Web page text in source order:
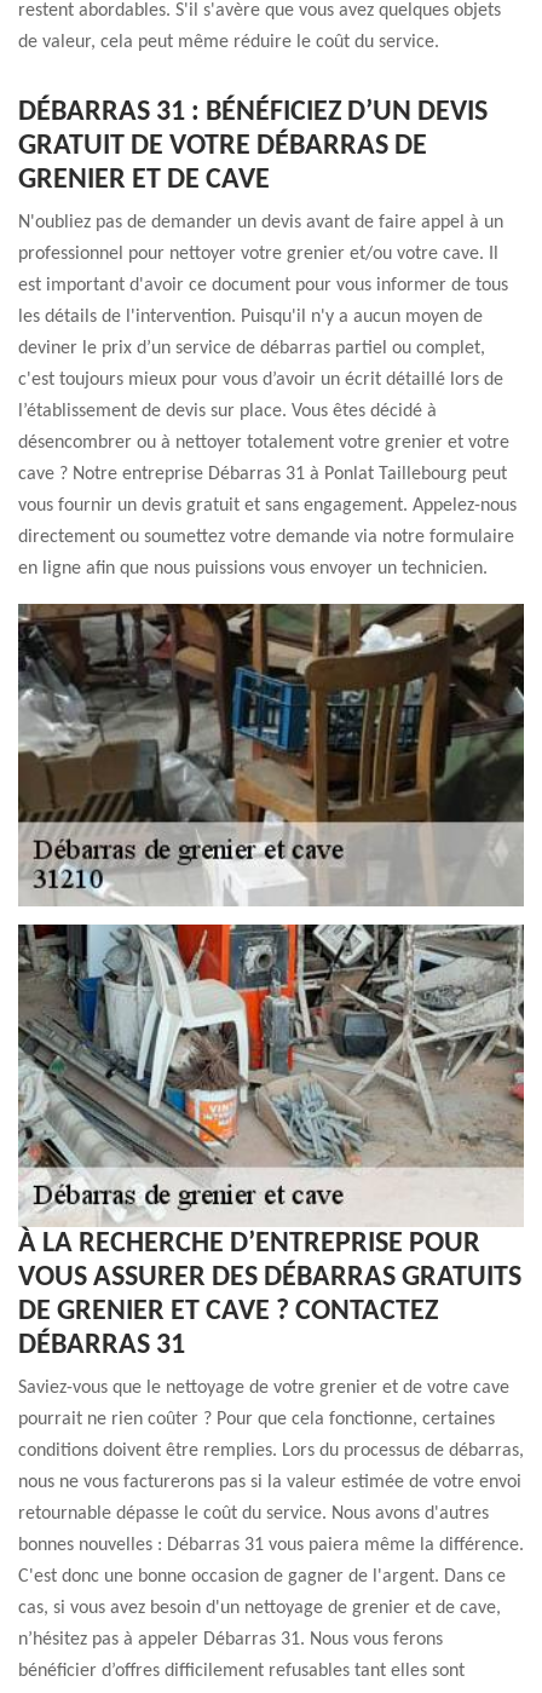
restent abordables. S'il s'avère que vous avez quelques objets
de valeur, cela peut même réduire le coût du service.
DÉBARRAS 31 : BÉNÉFICIEZ D’UN DEVIS
GRATUIT DE VOTRE DÉBARRAS DE
GRENIER ET DE CAVE
N'oubliez pas de demander un devis avant de faire appel à un
professionnel pour nettoyer votre grenier et/ou votre cave. Il
est important d'avoir ce document pour vous informer de tous
les détails de l'intervention. Puisqu'il n'y a aucun moyen de
deviner le prix d’un service de débarras partiel ou complet,
c'est toujours mieux pour vous d’avoir un écrit détaillé lors de
l’établissement de devis sur place. Vous êtes décidé à
désencombrer ou à nettoyer totalement votre grenier et votre
cave ? Notre entreprise Débarras 31 à Ponlat Taillebourg peut
vous fournir un devis gratuit et sans engagement. Appelez-nous
directement ou soumettez votre demande via notre formulaire
en ligne afin que nous puissions vous envoyer un technicien.
À LA RECHERCHE D’ENTREPRISE POUR
VOUS ASSURER DES DÉBARRAS GRATUITS
DE GRENIER ET CAVE ? CONTACTEZ
DÉBARRAS 31
Saviez-vous que le nettoyage de votre grenier et de votre cave
pourrait ne rien coûter ? Pour que cela fonctionne, certaines
conditions doivent être remplies. Lors du processus de débarras,
nous ne vous facturerons pas si la valeur estimée de votre envoi
retournable dépasse le coût du service. Nous avons d'autres
bonnes nouvelles : Débarras 31 vous paiera même la différence.
C'est donc une bonne occasion de gagner de l'argent. Dans ce
cas, si vous avez besoin d'un nettoyage de grenier et de cave,
n’hésitez pas à appeler Débarras 31. Nous vous ferons
bénéficier d’offres difficilement refusables tant elles sont